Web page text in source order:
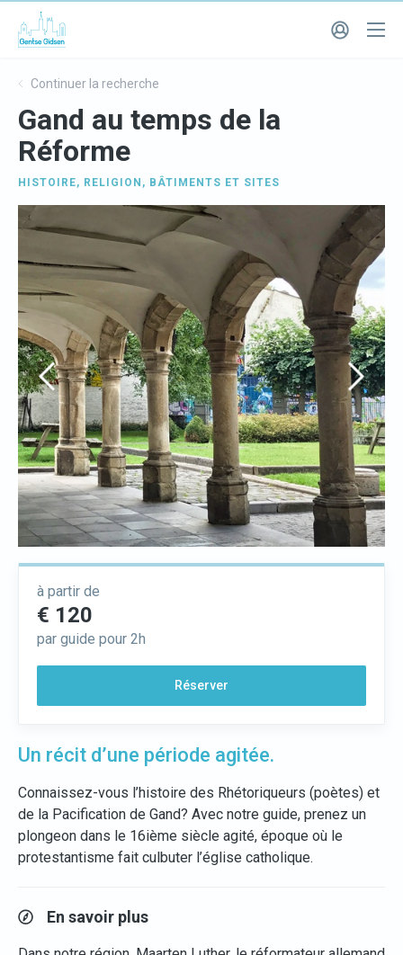
Continuer la recherche
Gand au temps de la
Réforme
HISTOIRE, RELIGION , BÂTIMENTS ET SITES
à partir de
€ 120
par guide pour 2h
Réserver
Un récit d’une période agitée.
Connaissez-vous l’histoire des Rhétoriqueurs (poètes) et
de la Pacification de Gand? Avec notre guide, prenez un
plongeon dans le 16ième siècle agité, époque où le
protestantisme fait culbuter l’église catholique.
En savoir plus